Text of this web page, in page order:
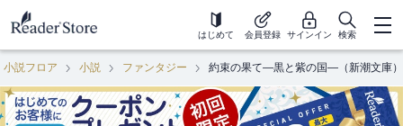
はじめて 会員登録 サインイン 検索
小説フロア 小説 ファンタジー 約束の果て―黒と紫の国―（新潮文庫）